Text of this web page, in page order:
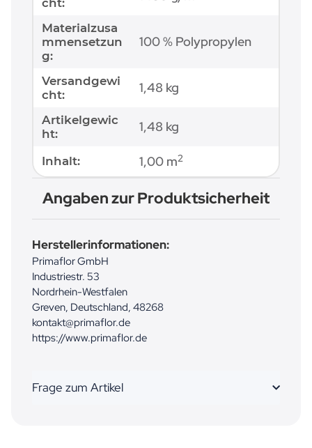
cht:
Materialzusa
mmensetzun
g:
100 % Polypropylen
Versandgewi
cht:
1,48 kg
Artikelgewic
ht:
1,48 kg
Inhalt: 1,00 m2
Angaben zur Produktsicherheit
Herstellerinformationen:
Primaflor GmbH
Industriestr. 53
Nordrhein-Westfalen
Greven, Deutschland, 48268
kontakt@primaflor.de
https://www.primaflor.de
Frage zum Artikel